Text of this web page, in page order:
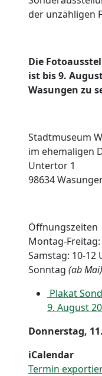
der unzähligen
Die
ist bis 9.
Wasungen zu
Stadtmuseum
im ehemaligen
Untertor 1
98634
Öffnungszeiten
Montag-
Samstag: 10-12
Sonntag (ab
Plakat
9. August
Donnerstag,
iCalendar
Termin